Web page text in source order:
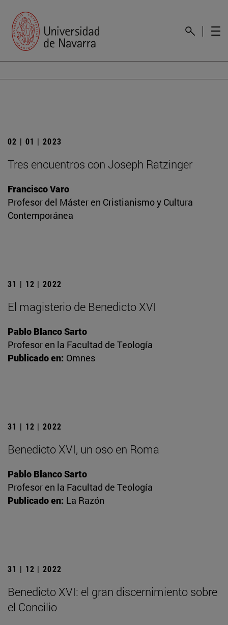
02 | 01 | 2023
Tres encuentros con Joseph Ratzinger
Francisco Varo
Profesor del Máster en Cristianismo y Cultura
Contemporánea
31 | 12 | 2022
El magisterio de Benedicto XVI
Pablo Blanco Sarto
Profesor en la Facultad de Teología
Publicado en: Omnes
31 | 12 | 2022
Benedicto XVI, un oso en Roma
Pablo Blanco Sarto
Profesor en la Facultad de Teología
Publicado en: La Razón
31 | 12 | 2022
Benedicto XVI: el gran discernimiento sobre
el Concilio